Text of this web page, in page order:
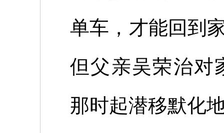
单车，才能回到
但父亲吴荣治对
那时起潜移默化